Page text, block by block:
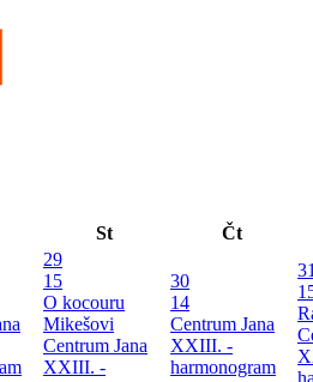
St Čt
29
15
O kocouru
Mikešovi
Centrum Jana
XXIII. -
30
14
Centrum Jana
XXIII. -
harmonogram